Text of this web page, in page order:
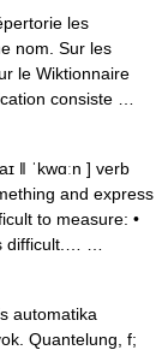
les
nom. Sur les
le Wiktionnaire
consiste …
ǁ ˈkwɑːn ] verb
and express
to measure: •
difficult.… …
automatika
Quantelung, f;